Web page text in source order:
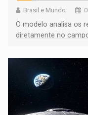
Brasil e Mundo
O modelo analisa os
diretamente no